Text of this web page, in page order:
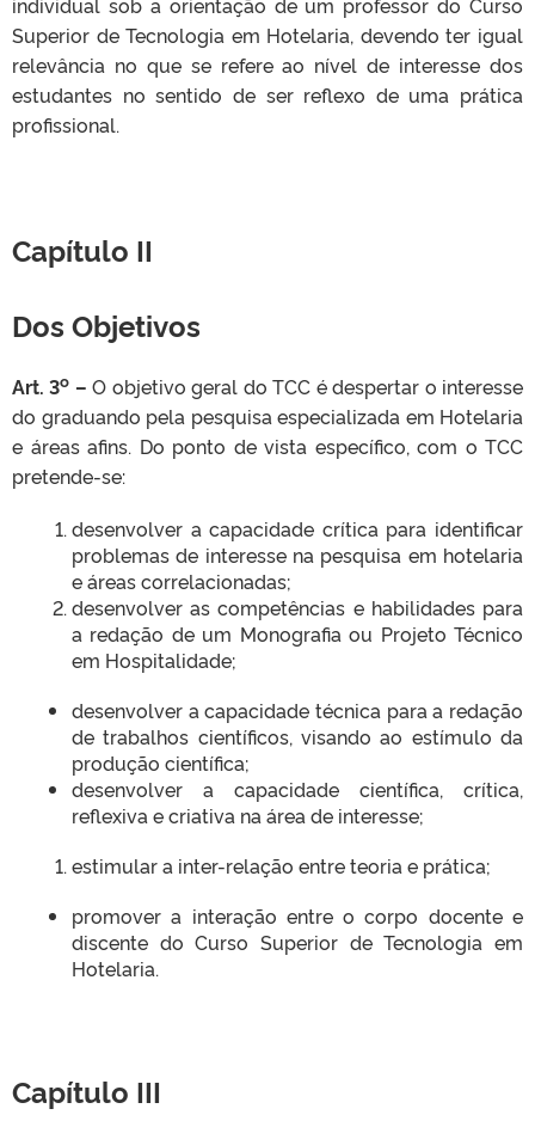
Superior de Tecnologia em Hotelaria, devendo ter igual
relevância no que se refere ao nível de interesse dos
estudantes no sentido de ser reflexo de uma prática
profissional.
Capítulo II
Dos Objetivos
Art. 3o – O objetivo geral do TCC é despertar o interesse
do graduando pela pesquisa especializada em Hotelaria
e áreas afins. Do ponto de vista específico, com o TCC
pretende-se:
desenvolver a capacidade crítica para identificar
problemas de interesse na pesquisa em hotelaria
e áreas correlacionadas;
desenvolver as competências e habilidades para
a redação de um Monografia ou Projeto Técnico
em Hospitalidade;
desenvolver a capacidade técnica para a redação
de trabalhos científicos, visando ao estímulo da
produção científica;
desenvolver a capacidade científica, crítica,
reflexiva e criativa na área de interesse;
estimular a inter-relação entre teoria e prática;
promover a interação entre o corpo docente e
discente do Curso Superior de Tecnologia em
Hotelaria.
Capítulo III